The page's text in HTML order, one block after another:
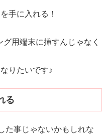
手に入れる！
用端末に挿すんじゃなく
りたいです♪
る
た事じゃないかもしれな